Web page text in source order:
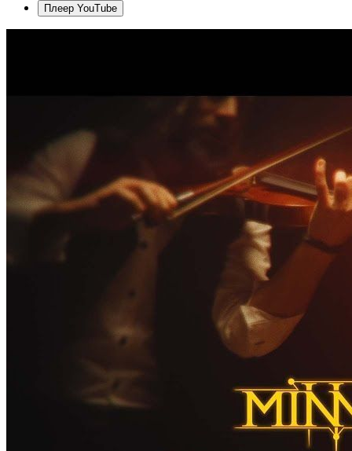
Плеер YouTube